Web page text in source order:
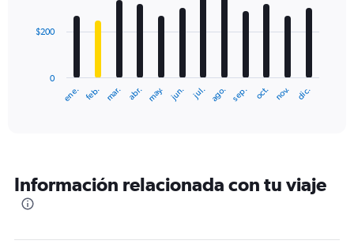
The
categories.
The
ene. feb. mar. abr. may. jun. jul. ago. sep. oct. nov. dic.
0
$200
Información relacionada con tu viaje